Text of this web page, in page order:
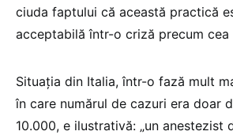
ciuda faptului că această practică
acceptabilă într-o criză precum
Situația din Italia, într-o fază mult
în care numărul de cazuri era doar
10.000, e ilustrativă: „un anestezist